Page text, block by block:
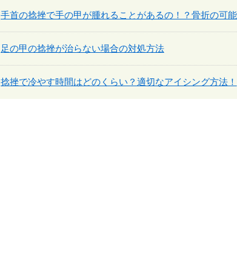
手首の捻挫で手の甲が腫れることがあるの！？骨折の可
足の甲の捻挫が治らない場合の対処方法
捻挫で冷やす時間はどのくらい？適切なアイシング方法！